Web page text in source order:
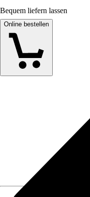
Bequem liefern lassen
Online bestellen